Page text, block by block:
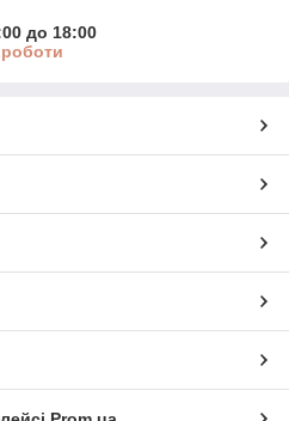
до 18:00